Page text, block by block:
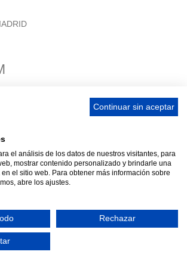
los derechos reservados. Desarrollado
Igor André Guerra.
Continuar sin aceptar
el análisis de los datos de nuestros visitantes, para
mostrar contenido personalizado y brindarle una
el sitio web. Para obtener más información sobre
abre los ajustes.
Rechazar